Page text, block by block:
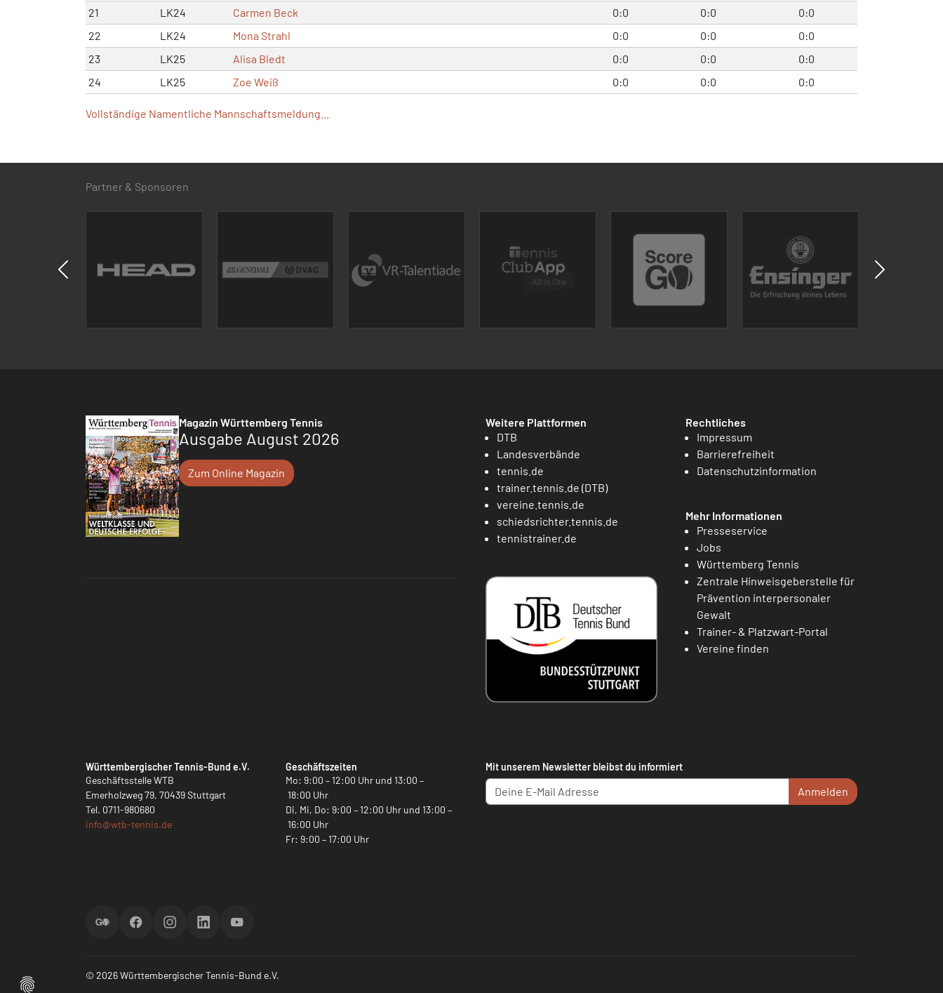
21
LK24 Carmen Beck 0:0 0:0
0:0
22
LK24 Mona Strahl 0:0 0:0
0:0
23
LK25 Alisa Bledt 0:0 0:0
0:0
24
LK25 Zoe Weiß 0:0 0:0 0:0
Vollständige Namentliche Mannschaftsmeldung...
Partner & Sponsoren
Magazin Württemberg Tennis
Ausgabe August 2026
Zum Online Magazin
Weitere Plattformen
DTB
Landesverbände
tennis.de
trainer.tennis.de (DTB)
vereine.tennis.de
schiedsrichter.tennis.de
tennistrainer.de
Rechtliches
Impressum
Barrierefreiheit
Datenschutzinformation
Mehr Informationen
Presseservice
Jobs
Württemberg Tennis
Zentrale Hinweisgeberstelle für
Prävention interpersonaler
Gewalt
Trainer- & Platzwart-Portal
Vereine finden
Württembergischer Tennis-Bund e.V.
Geschäftsstelle WTB
Emerholzweg 79, 70439 Stuttgart
Tel. 0711-980680
info@wtb-tennis.de
Geschäftszeiten
Mo: 9:00 – 12:00 Uhr und 13:00 –
18:00 Uhr
Di, Mi, Do: 9:00 – 12:00 Uhr und 13:00 –
16:00 Uhr
Fr: 9:00 – 17:00 Uhr
Mit unserem Newsletter bleibst du informiert
Anmelden
ScoreGOFacebookInstagramLinkedInYouTube
© 2026 Württembergischer Tennis-Bund e.V.